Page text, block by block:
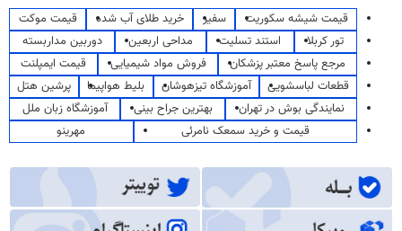
قیمت شیشه سکوریت سفیر خرید طلای آب شده
قیمت موکت
تور کربلا
استند تسلیت مداحی اربعین
دوربین مداربسته
مرجع پاسخ معتبر پزشکان
فروش مواد شیمیایی
قیمت ایمپلنت
قطعات لباسشویی
آموزشگاه تیزهوشان بلیط هواپیما
پرشین هتل
نمایندگی بوش در تهران
بهترین جراح بینی
آموزشگاه زبان ملل
قیمت و خرید سمعک نامرئی
مهرینو